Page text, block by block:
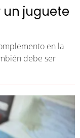
un juguete
en la
debe ser